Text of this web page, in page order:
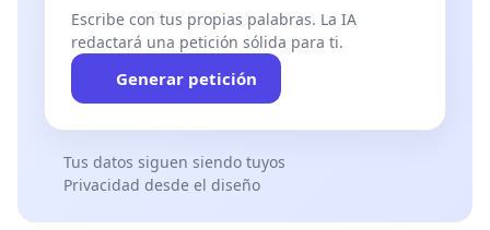
Escribe con tus propias palabras. La IA
redactará una petición sólida para ti.
Generar petición
Tus datos siguen siendo tuyos
Privacidad desde el diseño